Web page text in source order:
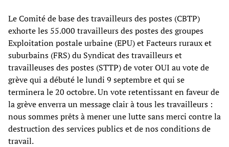
Le Comité de base des travailleurs des postes (CBTP)
exhorte les 55.000 travailleurs des postes des groupes
Exploitation postale urbaine (EPU) et Facteurs ruraux et
suburbains (FRS) du Syndicat des travailleurs et
travailleuses des postes (STTP) de voter OUI au vote de
grève qui a débuté le lundi 9 septembre et qui se
terminera le 20 octobre. Un vote retentissant en faveur de
la grève enverra un message clair à tous les travailleurs :
nous sommes prêts à mener une lutte sans merci contre la
destruction des services publics et de nos conditions de
travail.